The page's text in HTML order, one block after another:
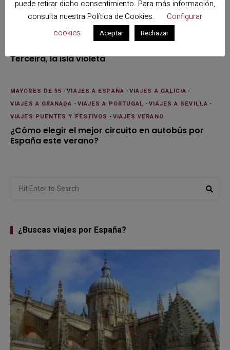
Terceira, la isla violeta
MAYORES DE 55 -VIAJES A ESPAÑA -VIAJES A GALICIA -
VIAJES A GRANADA -VIAJES A PORTUGAL -VIAJES A SEVILLA -
VIAJES PUENTES Y FESTIVOS -VIAJES VERANO
¿Cómo elegir el mejor circuito en autobús por
España este verano?
for:
¿Buscas viajes por España?
puede retirar dicho consentimiento. Para más información,
consulta nuestra Política de Cookies.
Configurar
cookies
Aceptar Rechazar